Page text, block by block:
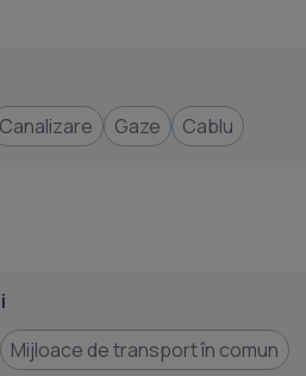
Canalizare Gaze Cablu
Mijloace de transport în comun